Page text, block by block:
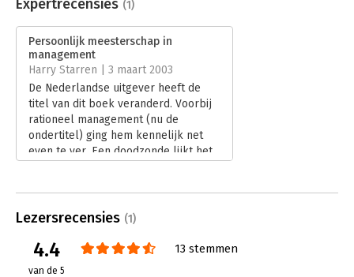
Verschijningsdatum:
21-1-2011
Hoofdrubriek: Leiderschap
Expertrecensies (1)
Persoonlijk meesterschap in
management
Harry Starren | 3 maart 2003
De Nederlandse uitgever heeft de
titel van dit boek veranderd. Voorbij
rationeel management (nu de
ondertitel) ging hem kennelijk net
even te ver. Een doodzonde lijkt het
uit het vermogen om te gaan met
de tegenstrijdige ­ altijd tegenstrijdige
Lezersrecensies (1)
4.4
van de 5
13 stemmen